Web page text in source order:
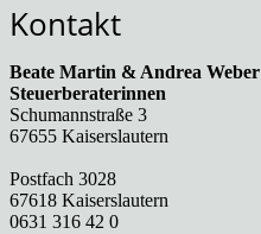
Kontakt
Beate Martin & Andrea Weber
Steuerberaterinnen
Schumannstraße 3
67655 Kaiserslautern
Postfach 3028
67618 Kaiserslautern
0631 316 42 0